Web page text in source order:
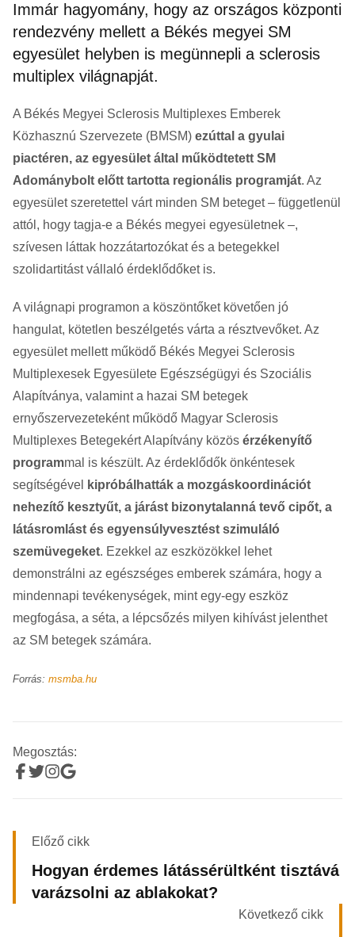
Immár hagyomány, hogy az országos központi
rendezvény mellett a Békés megyei SM
egyesület helyben is megünnepli a sclerosis
multiplex világnapját.
A Békés Megyei Sclerosis Multiplexes Emberek
Közhasznú Szervezete (BMSM) ezúttal a gyulai
piactéren, az egyesület által működtetett SM
Adománybolt előtt tartotta regionális programját. Az
egyesület szeretettel várt minden SM beteget – függetlenül
attól, hogy tagja-e a Békés megyei egyesületnek –,
szívesen láttak hozzátartozókat és a betegekkel
szolidartitást vállaló érdeklődőket is.
A világnapi programon a köszöntőket követően jó
hangulat, kötetlen beszélgetés várta a résztvevőket. Az
egyesület mellett működő Békés Megyei Sclerosis
Multiplexesek Egyesülete Egészségügyi és Szociális
Alapítványa, valamint a hazai SM betegek
ernyőszervezeteként működő Magyar Sclerosis
Multiplexes Betegekért Alapítvány közös érzékenyítő
programmal is készült. Az érdeklődők önkéntesek
segítségével
kipróbálhatták a mozgáskoordinációt
nehezítő kesztyűt, a járást bizonytalanná tevő cipőt, a
látásromlást és egyensúlyvesztést szimuláló
szemüvegeket. Ezekkel az eszközökkel lehet
demonstrálni az egészséges emberek számára, hogy a
mindennapi tevékenységek, mint egy-egy eszköz
megfogása, a séta, a lépcsőzés milyen kihívást jelenthet
az SM betegek számára.
Forrás: msmba.hu
Megosztás:
Előző cikk
Hogyan érdemes látássérültként tisztává
varázsolni az ablakokat?
Következő cikk